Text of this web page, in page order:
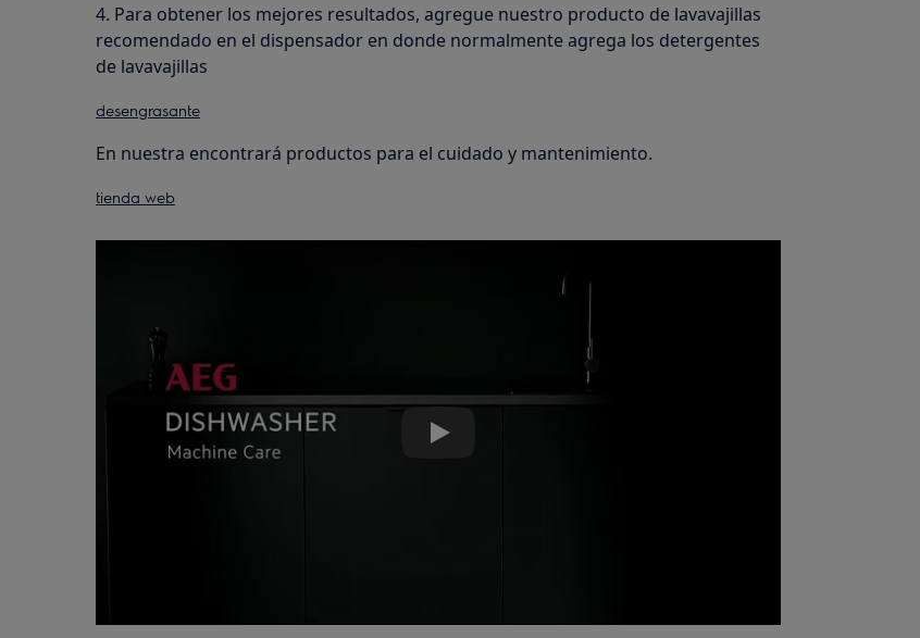
4. Para obtener los mejores resultados, agregue nuestro producto de lavavajillas
recomendado en el dispensador en donde normalmente agrega los detergentes
de lavavajillas
desengrasante
En nuestra encontrará productos para el cuidado y mantenimiento.
tienda web
Play